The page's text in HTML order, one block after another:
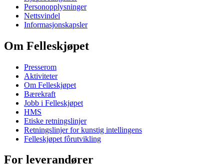
Personopplysninger
Nettsvindel
Informasjonskapsler
Om Felleskjøpet
Presserom
Aktiviteter
Om Felleskjøpet
Bærekraft
Jobb i Felleskjøpet
HMS
Etiske retningslinjer
Retningslinjer for kunstig intellingens
Felleskjøpet fôrutvikling
For leverandører